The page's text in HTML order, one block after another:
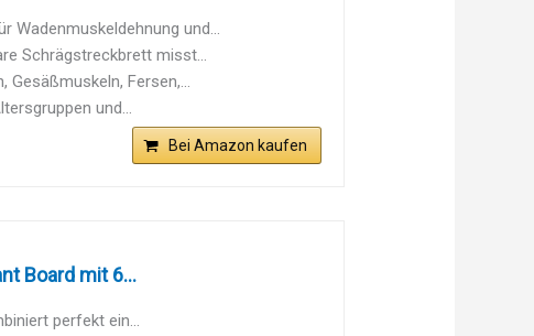
Wadenmuskeldehnung und...
Schrägstreckbrett misst...
Gesäßmuskeln, Fersen,...
und...
Bei Amazon kaufen
Board mit 6...
perfekt ein...